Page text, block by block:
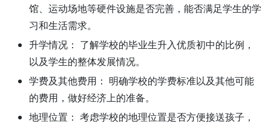
馆、运动场地等硬件设施是否完善，能否满足学生的学
习和生活需求。
升学情况： 了解学校的毕业生升入优质初中的比例，
以及学生的整体发展情况。
学费及其他费用： 明确学校的学费标准以及其他可能
的费用，做好经济上的准备。
地理位置： 考虑学校的地理位置是否方便接送孩子，